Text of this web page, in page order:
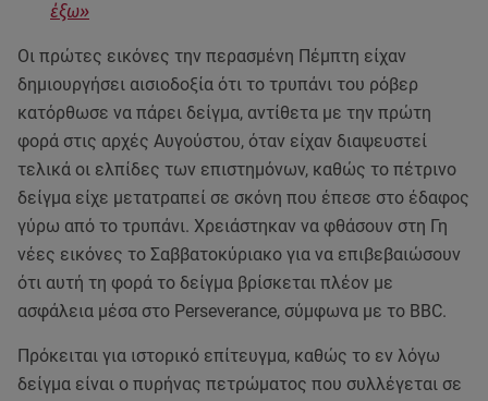
έξω»
Οι πρώτες εικόνες την περασμένη Πέμπτη είχαν
δημιουργήσει αισιοδοξία ότι το τρυπάνι του ρόβερ
κατόρθωσε να πάρει δείγμα, αντίθετα με την πρώτη
φορά στις αρχές Αυγούστου, όταν είχαν διαψευστεί
τελικά οι ελπίδες των επιστημόνων, καθώς το πέτρινο
δείγμα είχε μετατραπεί σε σκόνη που έπεσε στο έδαφος
γύρω από το τρυπάνι. Χρειάστηκαν να φθάσουν στη Γη
νέες εικόνες το Σαββατοκύριακο για να επιβεβαιώσουν
ότι αυτή τη φορά το δείγμα βρίσκεται πλέον με
ασφάλεια μέσα στο Perseverance, σύμφωνα με το BBC.
Πρόκειται για ιστορικό επίτευγμα, καθώς το εν λόγω
δείγμα είναι ο πυρήνας πετρώματος που συλλέγεται σε